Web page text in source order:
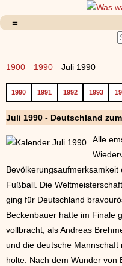
1900 1990 Juli 1990
1990 1991 1992 1993
Juli 1990 - Deutschland
Alle
Fußball. Die
ging für Deutschland
Beckenbauer hatte im Finale
vollbracht, als Andreas
und die deutsche
holte. Nach dem Wunder von